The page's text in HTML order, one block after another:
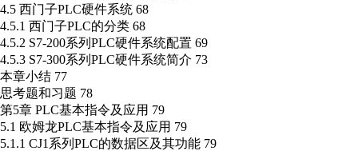
4.5 西门子PLC硬件系统 68
4.5.1 西门子PLC的分类 68
4.5.2 S7-200系列PLC硬件系统配置 69
4.5.3 S7-300系列PLC硬件系统简介 73
本章小结 77
思考题和习题 78
第5章 PLC基本指令及应用 79
5.1 欧姆龙PLC基本指令及应用 79
5.1.1 CJ1系列PLC的数据区及其功能 79